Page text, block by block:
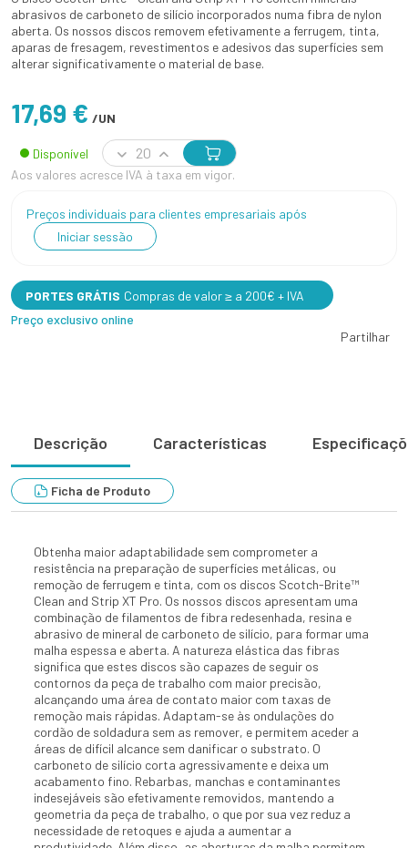
abrasivos de carboneto de silício incorporados numa fibra de nylon
aberta. Os nossos discos removem efetivamente a ferrugem, tinta,
aparas de fresagem, revestimentos e adesivos das superfícies sem
alterar significativamente o material de base.
17,69 € /UN
Disponível
Aos valores acresce IVA à taxa em vigor.
Preços individuais para clientes empresariais após
Iniciar sessão
PORTES GRÁTIS Compras de valor ≥ a 200€ + IVA
Preço exclusivo online
Partilhar
Descrição Características
Ficha de Produto
Obtenha maior adaptabilidade sem comprometer a
resistência na preparação de superfícies metálicas, ou
remoção de ferrugem e tinta, com os discos Scotch-Brite™
Clean and Strip XT Pro. Os nossos discos apresentam uma
combinação de filamentos de fibra redesenhada, resina e
abrasivo de mineral de carboneto de silício, para formar uma
malha espessa e aberta. A natureza elástica das fibras
significa que estes discos são capazes de seguir os
contornos da peça de trabalho com maior precisão,
alcançando uma área de contato maior com taxas de
remoção mais rápidas. Adaptam-se às ondulações do
cordão de soldadura sem as remover, e permitem aceder a
áreas de difícil alcance sem danificar o substrato. O
carboneto de silício corta agressivamente e deixa um
acabamento fino. Rebarbas, manchas e contaminantes
indesejáveis são efetivamente removidos, mantendo a
geometria da peça de trabalho, o que por sua vez reduz a
necessidade de retoques e ajuda a aumentar a